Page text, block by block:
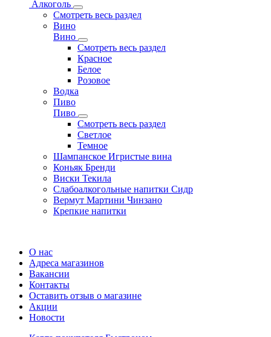
Алкоголь
Смотреть весь раздел
Вино
Вино
Смотреть весь раздел
Красное
Белое
Розовое
Водка
Пиво
Пиво
Смотреть весь раздел
Cветлое
Темное
Шампанское Игристые вина
Коньяк Бренди
Виски Текила
Слабоалкогольные напитки Сидр
Вермут Мартини Чинзано
Крепкие напитки
О нас
Адреса магазинов
Вакансии
Контакты
Оставить отзыв о магазине
Акции
Новости